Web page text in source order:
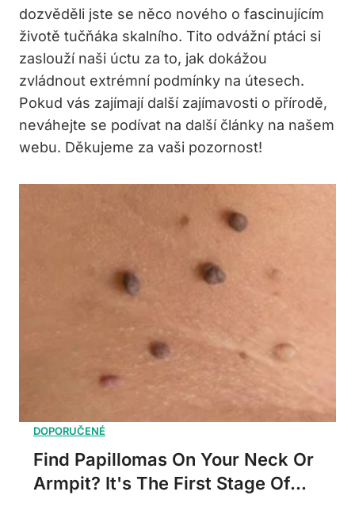
dozvěděli jste se něco nového o fascinujícím
životě tučňáka skalního. Tito odvážní ptáci si
zaslouží naši úctu za to, jak dokážou
zvládnout extrémní podmínky na útesech.
Pokud vás zajímají další zajímavosti o přírodě,
neváhejte se podívat na další články na našem
webu. Děkujeme za vaši pozornost!
Find Papillomas On Your Neck Or
Armpit? It's The First Stage Of...